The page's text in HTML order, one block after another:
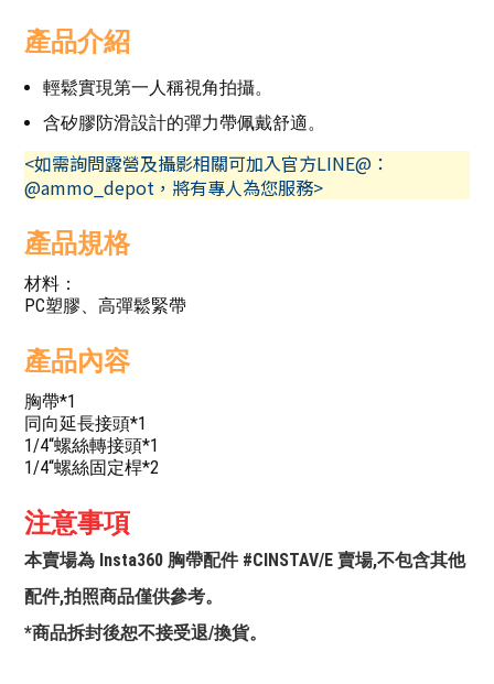
產品介紹
輕鬆實現第一人稱視角拍攝。
含矽膠防滑設計的彈力帶佩戴舒適。
<如需詢問露營及攝影相關可加入官方LINE@：
@ammo_depot，將有專人為您服務>
產品規格
材料：
PC塑膠、高彈鬆緊帶
產品內容
胸帶*1
同向延長接頭*1
1/4“螺絲轉接頭*1
1/4“螺絲固定桿*2
注意事項
本賣場為 Insta360 胸帶配件 #CINSTAV/E 賣場,不包含其他
配件,拍照商品僅供參考。
*商品拆封後恕不接受退/換貨。